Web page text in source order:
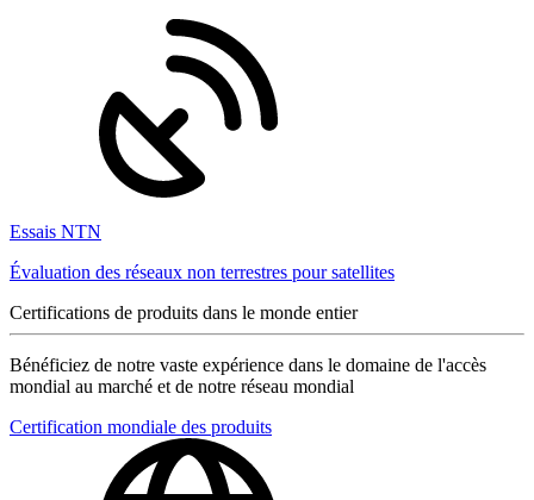
Essais NTN
Évaluation des réseaux non terrestres pour satellites
Certifications de produits dans le monde entier
Bénéficiez de notre vaste expérience dans le domaine de l'accès
mondial au marché et de notre réseau mondial
Certification mondiale des produits